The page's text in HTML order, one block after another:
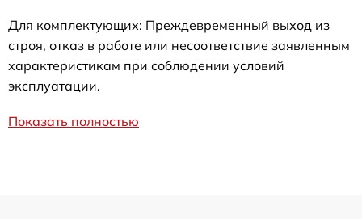
Для комплектующих: Преждевременный выход из
строя, отказ в работе или несоответствие заявленным
характеристикам при соблюдении условий
эксплуатации.
Показать полностью